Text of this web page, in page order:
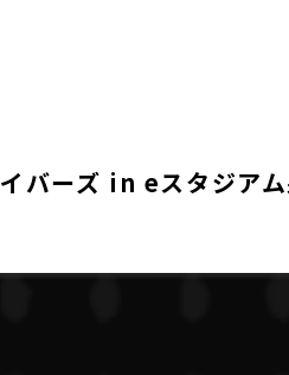
バーズ in eスタジア